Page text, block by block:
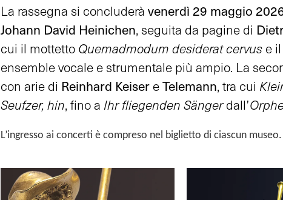
La rassegna si concluderà venerdì 29 maggio
Johann David Heinichen, seguita da pagine di
cui il mottetto Quemadmodum desiderat cervus e il
ensemble vocale e strumentale più ampio. La
con arie di Reinhard Keiser eTelemann, tra cui
Seufzer, hin, fino a Ihr fliegenden Sängerdall’
L’ingresso ai concerti è compreso nel biglietto di ciascun museo.